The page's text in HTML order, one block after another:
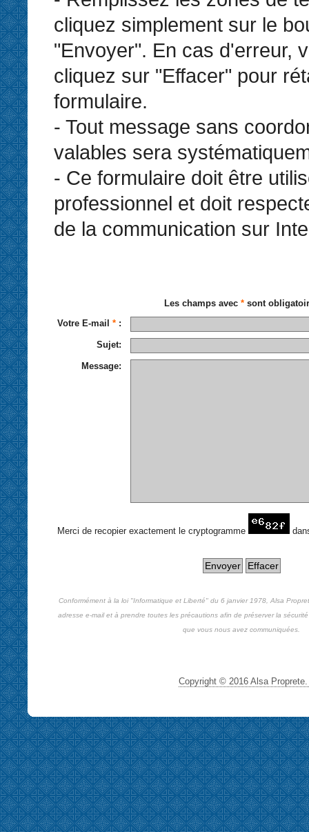
cliquez simplement sur le
"Envoyer". En cas d'erreur,
cliquez sur "Effacer" pour
formulaire.
- Tout message sans
valables sera
- Ce formulaire doit être
professionnel et doit
de la communication sur
Les champs avec *sont
Votre E-mail * :
Sujet:
Message:
Merci de recopier exactement le cryptogramme
Conformément à la loi "Informatique et Liberté" du 6 janvier 1978, Alsa
adresse e-mail et à prendre toutes les précautions afin de préserver la
que vous nous avez communiquées.
Copyright © 2016 Alsa